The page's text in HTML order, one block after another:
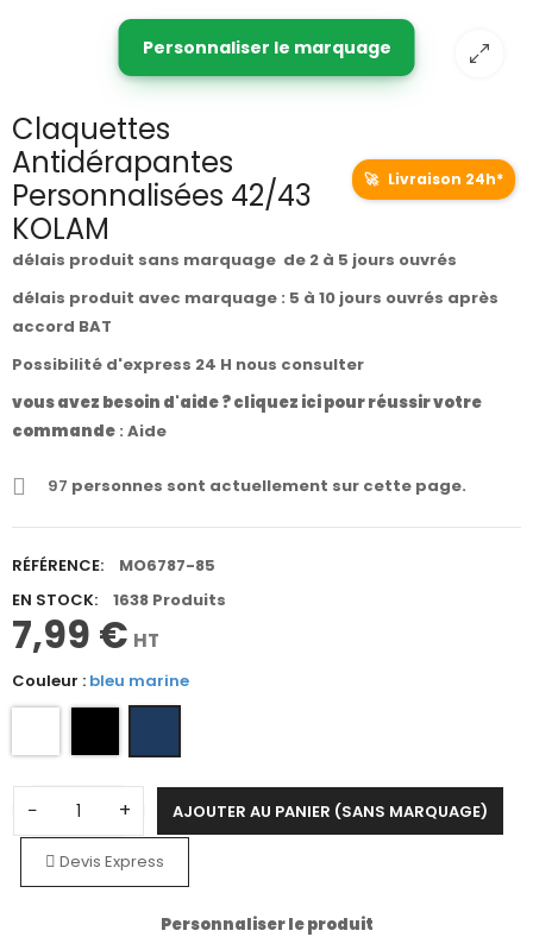
Personnaliser le marquage
Claquettes
Antidérapantes
Personnalisées 42/43
KOLAM
🚀 Livraison 24h*
délais produit sans marquage de 2 à 5 jours ouvrés
délais produit avec marquage : 5 à 10 jours ouvrés après
accord BAT
Possibilité d'express 24 H nous consulter
vous avez besoin d'aide ? cliquez ici pour réussir votre
commande : Aide
97 personnes sont actuellement sur cette page.
RÉFÉRENCE:
MO6787-85
EN STOCK:
1638 Produits
7,99 € HT
Couleur : bleu marine
− + AJOUTER AU PANIER (SANS MARQUAGE)
Devis Express
Personnaliser le produit